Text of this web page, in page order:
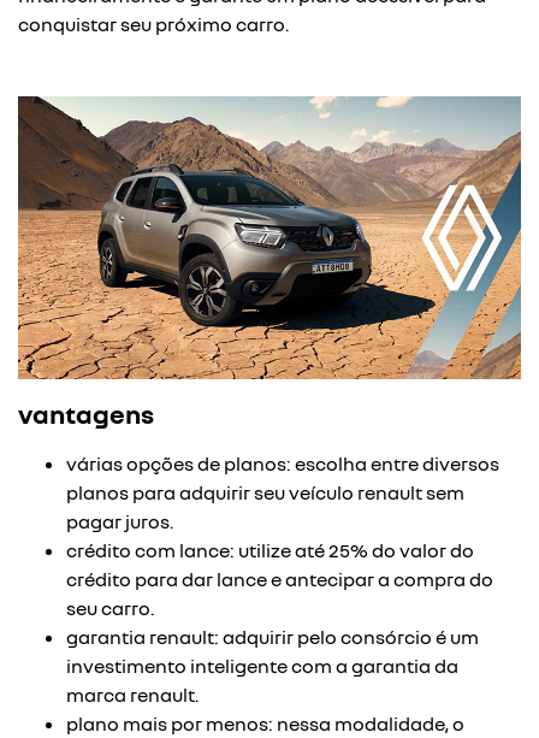
conquistar seu próximo carro.
vantagens
várias opções de planos: escolha entre diversos
planos para adquirir seu veículo renault sem
pagar juros.
crédito com lance: utilize até 25% do valor do
crédito para dar lance e antecipar a compra do
seu carro.
garantia renault: adquirir pelo consórcio é um
investimento inteligente com a garantia da
marca renault.
plano mais por menos: nessa modalidade, o